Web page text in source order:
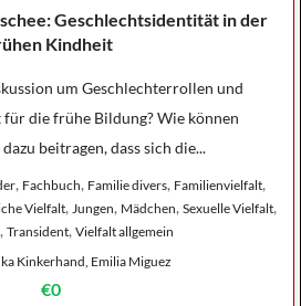
Geschlechtsidentität in der
Kindheit
um Geschlechterrollen und
die frühe Bildung? Wie können
beitragen, dass sich die...
, Fachbuch, Familie divers, Familienvielfalt,
Vielfalt, Jungen, Mädchen, Sexuelle Vielfalt,
, Transident, Vielfalt allgemein
Kinkerhand, Emilia Miguez
€0